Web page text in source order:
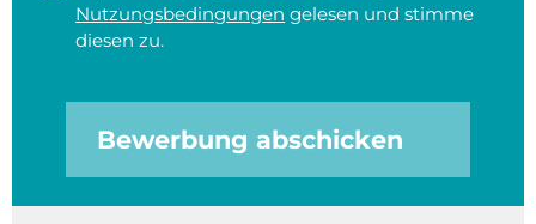
Nutzungsbedingungen gelesen und stimme
diesen zu.
Bewerbung abschicken